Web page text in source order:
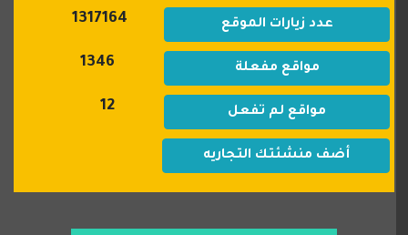
عدد زيارات الموقع 1317164
مواقع مفعلة 1346
مواقع لم تفعل 12
أضف منشئتك التجاريه